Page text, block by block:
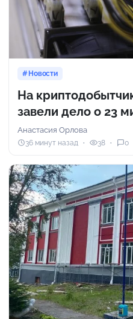
Новости
На
завели дело о 23
Анастасия Орлова
36 минут назад 38 0